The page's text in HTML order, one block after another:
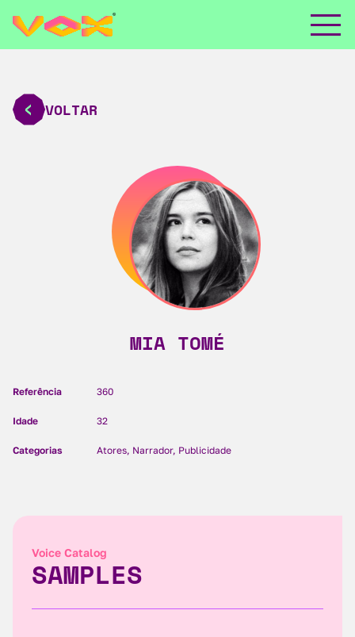
VOLTAR
MIA TOMÉ
Referência 360
Idade 32
Categorias Atores, Narrador, Publicidade
Voice Catalog
SAMPLES